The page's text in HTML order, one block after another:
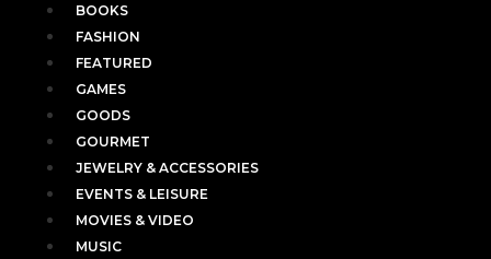
BOOKS
FASHION
FEATURED
GAMES
GOODS
GOURMET
JEWELRY & ACCESSORIES
EVENTS & LEISURE
MOVIES & VIDEO
MUSIC